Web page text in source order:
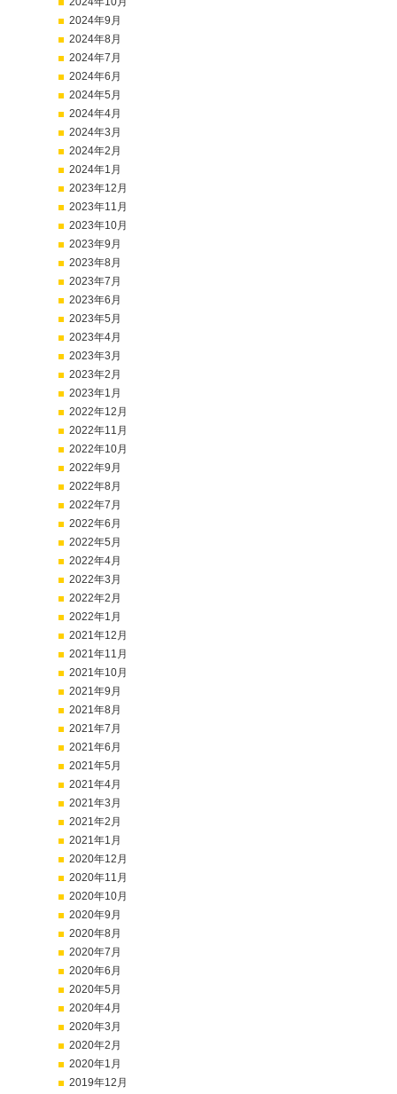
2024年9月
2024年8月
2024年7月
2024年6月
2024年5月
2024年4月
2024年3月
2024年2月
2024年1月
2023年12月
2023年11月
2023年10月
2023年9月
2023年8月
2023年7月
2023年6月
2023年5月
2023年4月
2023年3月
2023年2月
2023年1月
2022年12月
2022年11月
2022年10月
2022年9月
2022年8月
2022年7月
2022年6月
2022年5月
2022年4月
2022年3月
2022年2月
2022年1月
2021年12月
2021年11月
2021年10月
2021年9月
2021年8月
2021年7月
2021年6月
2021年5月
2021年4月
2021年3月
2021年2月
2021年1月
2020年12月
2020年11月
2020年10月
2020年9月
2020年8月
2020年7月
2020年6月
2020年5月
2020年4月
2020年3月
2020年2月
2020年1月
2019年12月